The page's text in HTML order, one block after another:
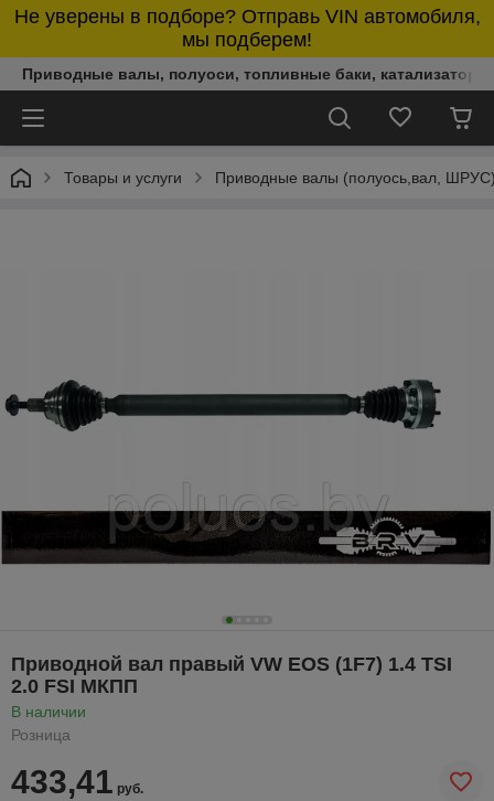
Не уверены в подборе? Отправь VIN автомобиля,
мы подберем!
Приводные валы, полуоси, топливные баки,
Товары и услуги Приводные валы (полуось,вал,
Приводной вал правый VW EOS (1F7) 1.4 TSI
2.0 FSI МКПП
В наличии
Розница
433,41 руб.